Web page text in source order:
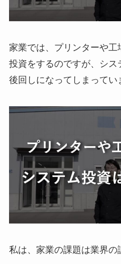
家業では、プリンターや
投資をするのですが、シス
後回しになってしまってい
私は、家業の課題は業界の